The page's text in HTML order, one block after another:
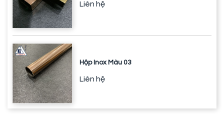
Liên hệ
Hộp Inox Màu 03
Liên hệ